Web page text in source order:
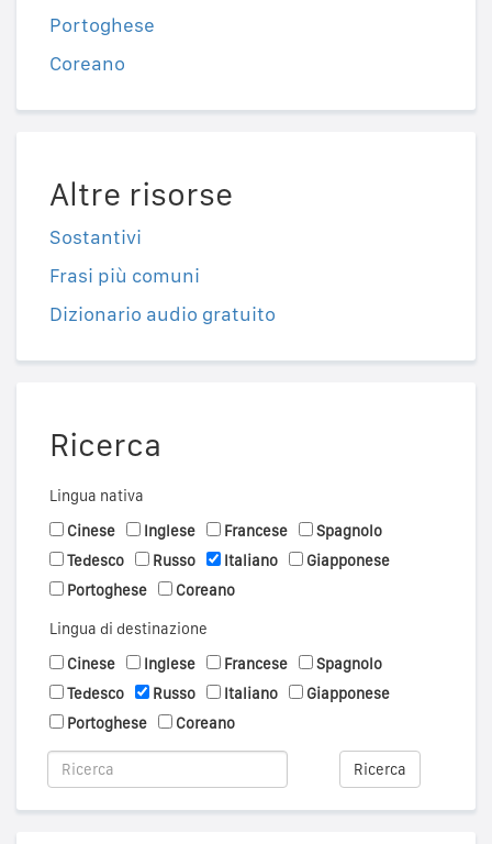
Portoghese
Coreano
Altre risorse
Sostantivi
Frasi più comuni
Dizionario audio gratuito
Ricerca
Lingua nativa
Cinese
Inglese Francese
Spagnolo
Tedesco
Russo Italiano
Giapponese
Portoghese
Coreano
Lingua di destinazione
Cinese
Inglese Francese
Spagnolo
Tedesco
Russo Italiano
Giapponese
Portoghese
Coreano
Ricerca